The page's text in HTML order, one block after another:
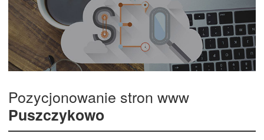
Pozycjonowanie stron www
Puszczykowo